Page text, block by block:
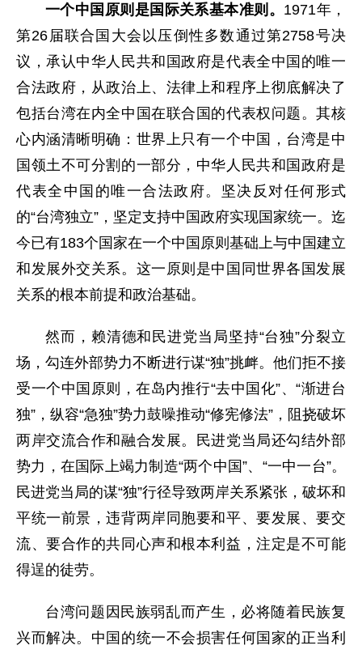
一个中国原则是国际关系基本准则。 1971年，
第26届联合国大会以压倒性多数通过第2758号决
议，承认中华人民共和国政府是代表全中国的唯一
合法政府，从政治上、法律上和程序上彻底解决了
包括台湾在内全中国在联合国的代表权问题。其核
心内涵清晰明确：世界上只有一个中国，台湾是中
国领土不可分割的一部分，中华人民共和国政府是
代表全中国的唯一合法政府。坚决反对任何形式
的“台湾独立”，坚定支持中国政府实现国家统一。迄
今已有183个国家在一个中国原则基础上与中国建立
和发展外交关系。这一原则是中国同世界各国发展
关系的根本前提和政治基础。
然而，赖清德和民进党当局坚持“台独”分裂立
场，勾连外部势力不断进行谋“独”挑衅。他们拒不接
受一个中国原则，在岛内推行“去中国化”、“渐进台
独”，纵容“急独”势力鼓噪推动“修宪修法”，阻挠破坏
两岸交流合作和融合发展。民进党当局还勾结外部
势力，在国际上竭力制造“两个中国”、“一中一台”。
民进党当局的谋“独”行径导致两岸关系紧张，破坏和
平统一前景，违背两岸同胞要和平、要发展、要交
流、要合作的共同心声和根本利益，注定是不可能
得逞的徒劳。
台湾问题因民族弱乱而产生，必将随着民族复
兴而解决。中国的统一不会损害任何国家的正当利